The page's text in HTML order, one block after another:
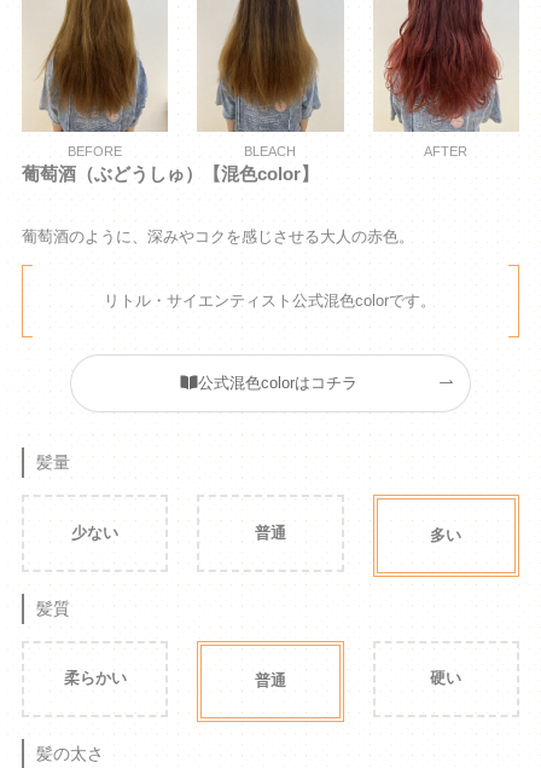
BEFORE BLEACH AFTER
葡萄酒（ぶどうしゅ）【混色color】
葡萄酒のように、深みやコクを感じさせる大人の赤色。
リトル・サイエンティスト公式混色colorです。
公式混色colorはコチラ
髪量
少ない 普通 多い
髪質
柔らかい 普通 硬い
髪の太さ